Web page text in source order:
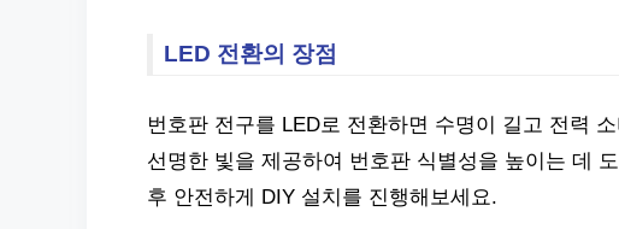
LED 전환의 장점
번호판 전구를 LED로 전환하면 수명이 길고 전력
선명한 빛을 제공하여 번호판 식별성을 높이는 데
후 안전하게 DIY 설치를 진행해보세요.